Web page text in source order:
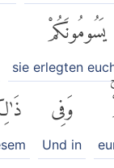
يَسُومُونَكُمْ
sie erlegten
وَفِى
Und in